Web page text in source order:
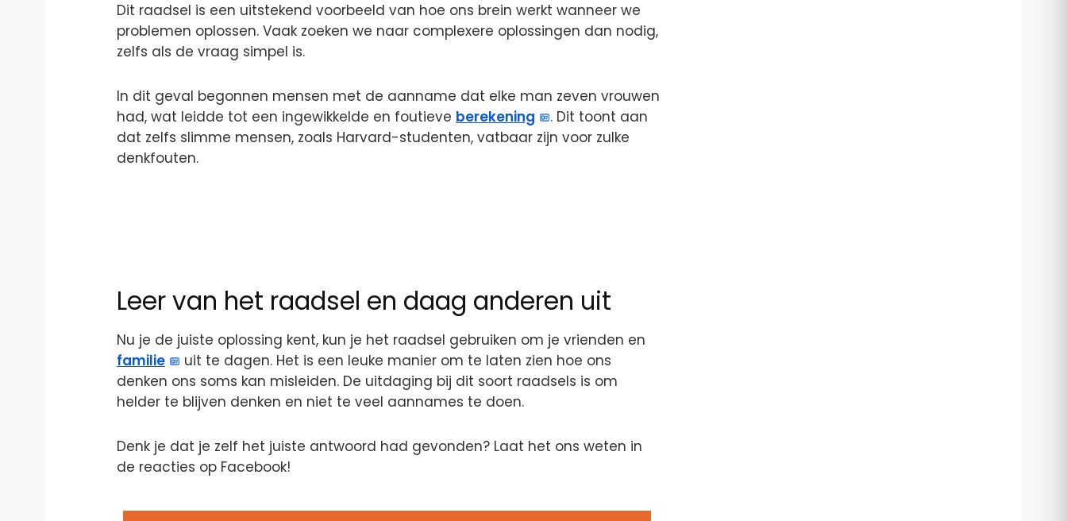
Dit raadsel is een uitstekend voorbeeld van hoe ons brein werkt wanneer we
problemen oplossen. Vaak zoeken we naar complexere oplossingen dan nodig,
zelfs als de vraag simpel is.
In dit geval begonnen mensen met de aanname dat elke man zeven vrouwen
had, wat leidde tot een ingewikkelde en foutieve berekening
. Dit toont aan
dat zelfs slimme mensen, zoals Harvard-studenten, vatbaar zijn voor zulke
denkfouten.
Leer van het raadsel en daag anderen uit
Nu je de juiste oplossing kent, kun je het raadsel gebruiken om je vrienden en
familie
uit te dagen. Het is een leuke manier om te laten zien hoe ons
denken ons soms kan misleiden. De uitdaging bij dit soort raadsels is om
helder te blijven denken en niet te veel aannames te doen.
Denk je dat je zelf het juiste antwoord had gevonden? Laat het ons weten in
de reacties op Facebook!